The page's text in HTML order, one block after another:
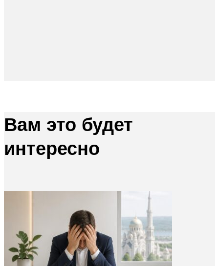
Вам это будет
интересно